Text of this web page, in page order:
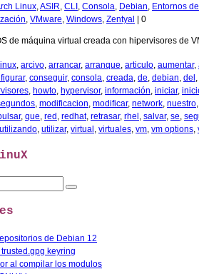
Linux,ASIR, CLI , Consola, Debian, Entornos
, VMware, Windows, Zentyal 0
de máquina virtual creada con hipervisores de
, arcivo, arrancar, arranque, articulo, aumentar,
, conseguir, consola, creada, de, debian, del ,
, howto, hypervisor, información, iniciar,
, modificacion, modificar, network, nuestro
, que, red , redhat, retrasar, rhel , salvar, se,
utilizando, utilizar, virtual , virtuales, vm, vm options,
de Debian 12
keyring
al compilar los modulos